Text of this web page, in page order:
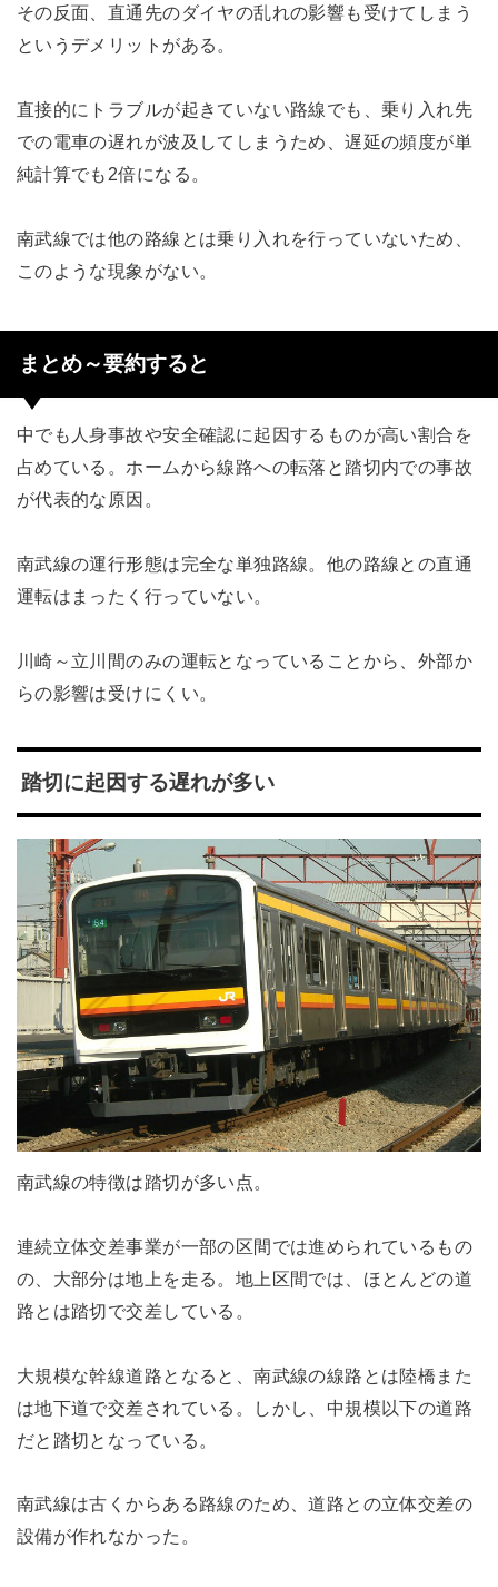
その反面、直通先のダイヤの乱れの影響も受けてしまう
というデメリットがある。
直接的にトラブルが起きていない路線でも、乗り入れ先
での電車の遅れが波及してしまうため、遅延の頻度が単
純計算でも2倍になる。
南武線では他の路線とは乗り入れを行っていないため、
このような現象がない。
まとめ～要約すると
中でも人身事故や安全確認に起因するものが高い割合を
占めている。ホームから線路への転落と踏切内での事故
が代表的な原因。
南武線の運行形態は完全な単独路線。他の路線との直通
運転はまったく行っていない。
川崎～立川間のみの運転となっていることから、外部か
らの影響は受けにくい。
踏切に起因する遅れが多い
南武線の特徴は踏切が多い点。
連続立体交差事業が一部の区間では進められているもの
の、大部分は地上を走る。地上区間では、ほとんどの道
路とは踏切で交差している。
大規模な幹線道路となると、南武線の線路とは陸橋また
は地下道で交差されている。しかし、中規模以下の道路
だと踏切となっている。
南武線は古くからある路線のため、道路との立体交差の
設備が作れなかった。